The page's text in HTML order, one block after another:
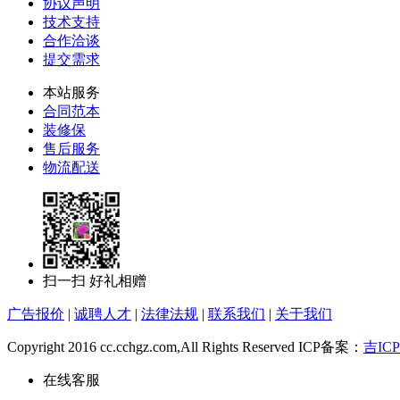
技术支持
合作洽谈
提交需求
本站服务
合同范本
装修保
售后服务
物流配送
扫一扫 好礼相赠
广告报价 | 诚聘人才 | 法律法规 | 联系我们 | 关于我们
Copyright 2016 cc.cchgz.com,All Rights Reserved ICP备案： 吉
在线客服